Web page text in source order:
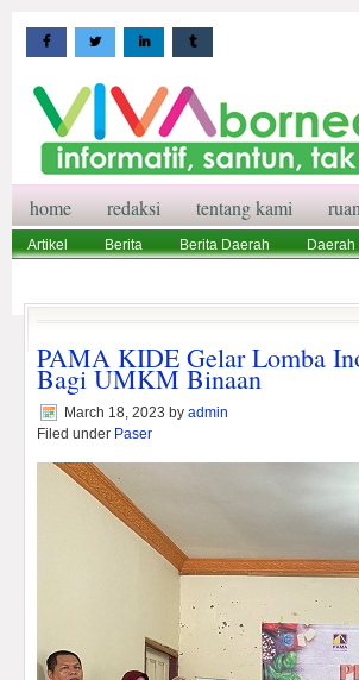
home redaksi tentang kami
Artikel Berita Berita Daerah Daerah
PAMA KIDE Gelar Lomba
Bagi UMKM Binaan
March 18, 2023 by admin
Filed under Paser